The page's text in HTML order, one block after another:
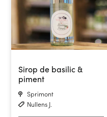
Sirop de basilic &
piment
Sprimont
Nullens J.